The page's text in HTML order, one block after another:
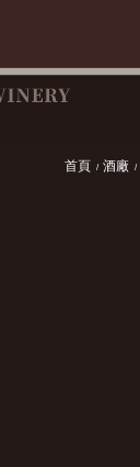
首頁 酒廠